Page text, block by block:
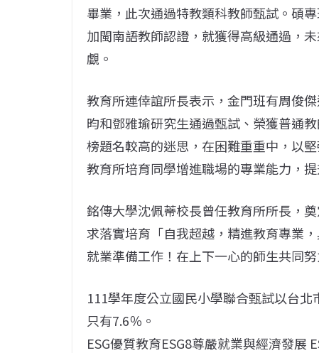
畢業，此次通過特教類科教師甄試。碩
加閩南語教師認證，就獲得高級通過，
覷。
教育所連倖誼所長表示，金門班有周俊
昀和鄧雅瑜研究生通過甄試、榮獲普通
榜題名較高的迷思，在困難重重中，以
教育所培育同學增進職場的專業能力，提
銘傳大學沈佩蒂校長曾任教育所所長，
求落實培育「自我超越，精進教育專業
就業準備工作！在上下一心的師生共同
111學年度公立國民小學聯合甄試以台
只有7.6％。
ESG優質教育ESG8尊嚴就業與經濟發展